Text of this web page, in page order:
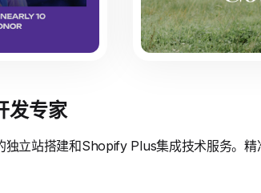
发专家
立站搭建和Shopify Plus集成技术服务。